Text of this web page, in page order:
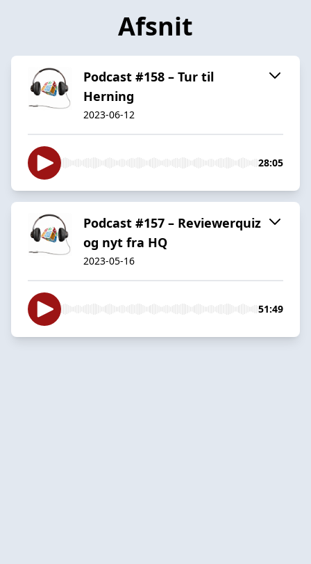
Afsnit
Podcast #158 – Tur til
Herning
2023-06-12
28:05
Podcast #157 – Reviewerquiz
og nyt fra HQ
2023-05-16
51:49